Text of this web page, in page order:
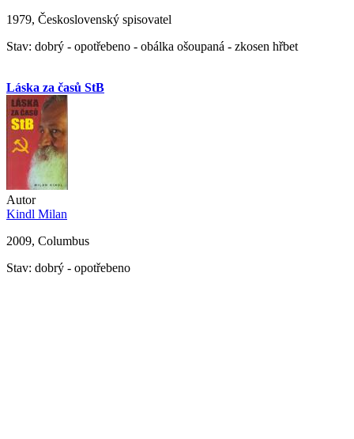
1979, Československý spisovatel
Stav: dobrý - opotřebeno - obálka ošoupaná - zkosen hřbet
Láska za časů StB
Autor
Kindl Milan
2009, Columbus
Stav: dobrý - opotřebeno